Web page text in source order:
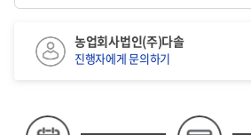
농업회사법인(주)다솔
진행자에게 문의하기